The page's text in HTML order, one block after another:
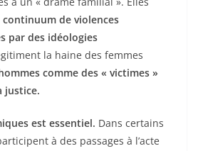
continuum de violences
par des idéologies
la haine des femmes
comme des « victimes »
justice.
est essentiel. Dans certains
à des passages à l’acte